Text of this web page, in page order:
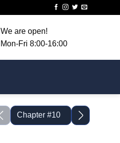
We are open!
Mon-Fri 8:00-16:00